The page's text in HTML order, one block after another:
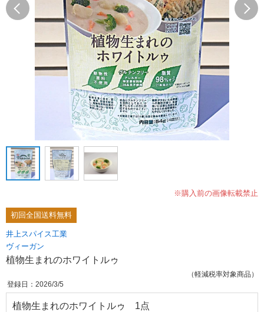
※購入前の画像転載禁止
初回全国送料無料
井上スパイス工業
ヴィーガン
植物生まれのホワイトルゥ
（軽減税率対象商品）
登録日：2026/3/5
植物生まれのホワイトルゥ 1点